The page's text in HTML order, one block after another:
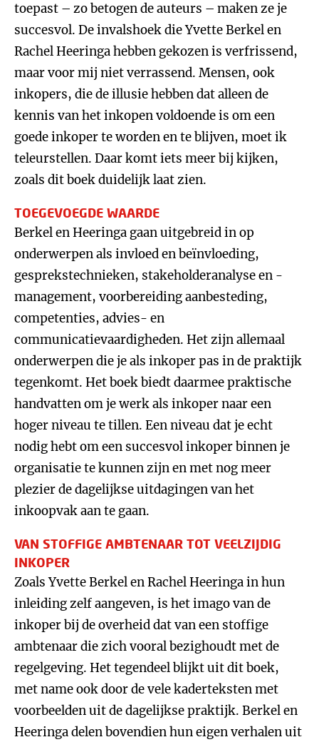
toepast – zo betogen de auteurs – maken ze je
succesvol. De invalshoek die Yvette Berkel en
Rachel Heeringa hebben gekozen is verfrissend,
maar voor mij niet verrassend. Mensen, ook
inkopers, die de illusie hebben dat alleen de
kennis van het inkopen voldoende is om een
goede inkoper te worden en te blijven, moet ik
teleurstellen. Daar komt iets meer bij kijken,
zoals dit boek duidelijk laat zien.
TOEGEVOEGDE WAARDE
Berkel en Heeringa gaan uitgebreid in op
onderwerpen als invloed en beïnvloeding,
gesprekstechnieken, stakeholderanalyse en -
management, voorbereiding aanbesteding,
competenties, advies- en
communicatievaardigheden. Het zijn allemaal
onderwerpen die je als inkoper pas in de praktijk
tegenkomt. Het boek biedt daarmee praktische
handvatten om je werk als inkoper naar een
hoger niveau te tillen. Een niveau dat je echt
nodig hebt om een succesvol inkoper binnen je
organisatie te kunnen zijn en met nog meer
plezier de dagelijkse uitdagingen van het
inkoopvak aan te gaan.
VAN STOFFIGE AMBTENAAR TOT VEELZIJDIG
INKOPER
Zoals Yvette Berkel en Rachel Heeringa in hun
inleiding zelf aangeven, is het imago van de
inkoper bij de overheid dat van een stoffige
ambtenaar die zich vooral bezighoudt met de
regelgeving. Het tegendeel blijkt uit dit boek,
met name ook door de vele kaderteksten met
voorbeelden uit de dagelijkse praktijk. Berkel en
Heeringa delen bovendien hun eigen verhalen uit